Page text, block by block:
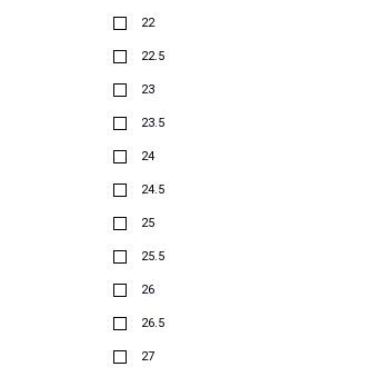
22
22.5
23
23.5
24
24.5
25
25.5
26
26.5
27